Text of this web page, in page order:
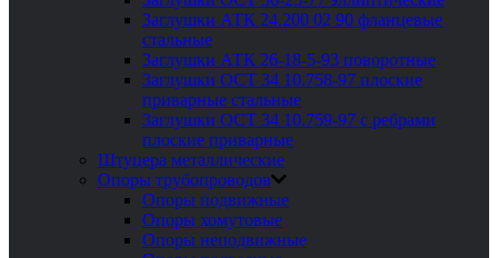
Заглушки АТК 24.200 02 90 фланцевые
стальные
Заглушки АТК 26-18-5-93 поворотные
Заглушки ОСТ 34 10.758-97 плоские
приварные стальные
Заглушки ОСТ 34 10.759-97 с ребрами
плоские приварные
Штуцера металлические
Опоры трубопроводов
Опоры подвижные
Опоры хомутовые
Опоры неподвижные